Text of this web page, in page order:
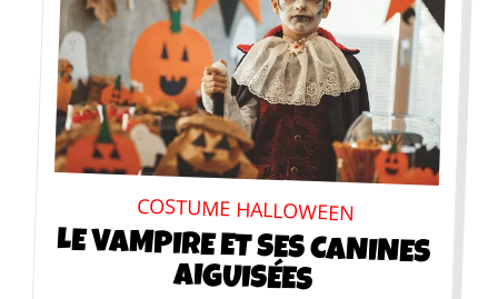
COSTUME HALLOWEEN
LE VAMPIRE ET SES CANINES
AIGUISÉES